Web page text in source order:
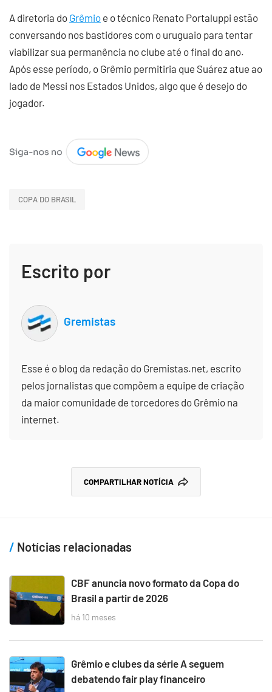
A diretoria do Grêmio e o técnico Renato Portaluppi estão
conversando nos bastidores com o uruguaio para tentar
viabilizar sua permanência no clube até o final do ano.
Após esse período, o Grêmio permitiria que Suárez atue ao
lado de Messi nos Estados Unidos, algo que é desejo do
jogador.
COPA DO BRASIL
Escrito por
Gremistas
Esse é o blog da redação do Gremistas.net, escrito
pelos jornalistas que compõem a equipe de criação
da maior comunidade de torcedores do Grêmio na
internet.
COMPARTILHAR NOTÍCIA
Notícias relacionadas
CBF anuncia novo formato da Copa do
Brasil a partir de 2026
há 10 meses
Grêmio e clubes da série A seguem
debatendo fair play financeiro